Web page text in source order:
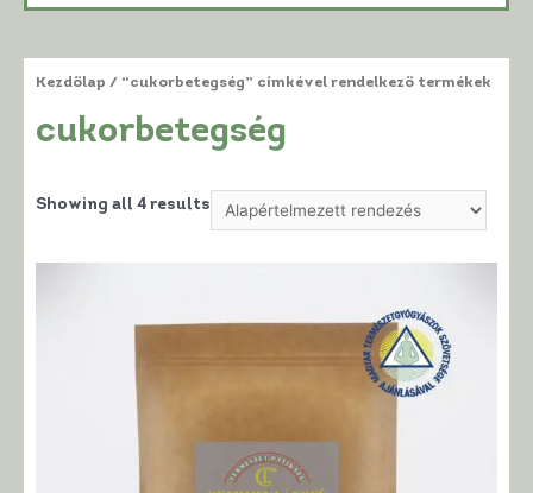
Kezdőlap / “cukorbetegség” címkével rendelkező termékek
cukorbetegség
Showing all 4 results